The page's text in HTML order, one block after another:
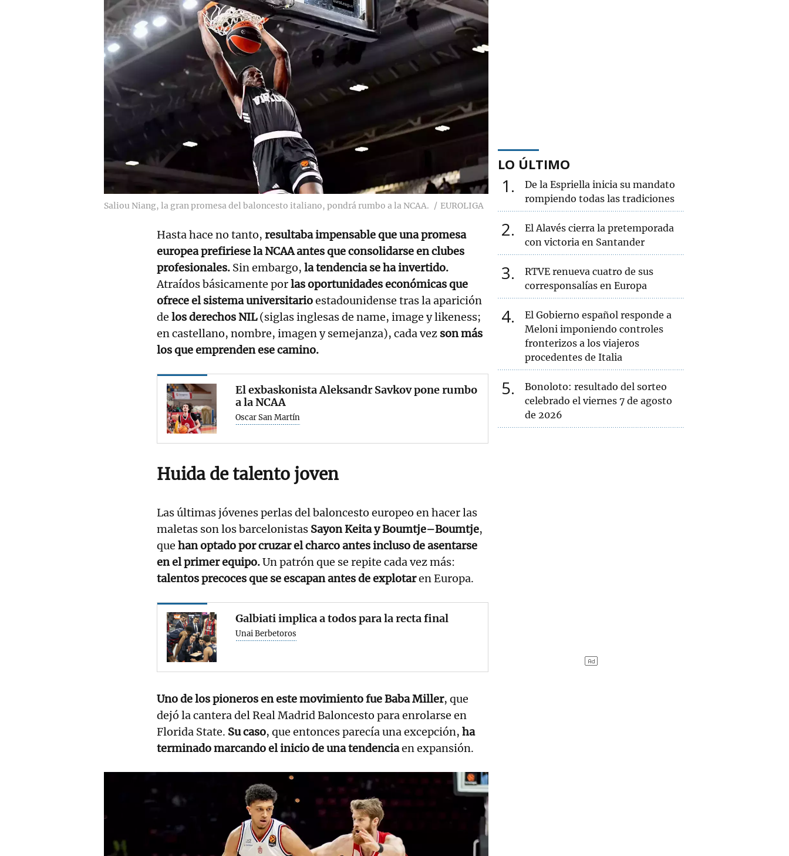
Saliou Niang, la gran promesa del baloncesto italiano, pondrá rumbo a la NCAA. EUROLIGA
Hasta hace no tanto, resultaba impensable que una promesa
europea prefiriese la NCAA antes que consolidarse en clubes
profesionales. Sin embargo, la tendencia se ha invertido.
Atraídos básicamente porlas oportunidades económicas que
ofrece el sistema universitarioestadounidense tras la aparición
de los derechos NIL(siglas inglesas de name, image y likeness;
en castellano, nombre, imagen y semejanza), cada vez son más
los que emprenden ese camino.
El exbaskonista Aleksandr Savkov pone rumbo
a la NCAA
Oscar San Martín
Huida de talento joven
Las últimas jóvenes perlas del baloncesto europeo en hacer las
maletas son los barcelonistas Sayon Keita y Boumtje–Boumtje,
que han optado por cruzar el charco antes incluso de asentarse
en el primer equipo.Un patrón que se repite cada vez más:
talentos precoces que se escapan antes de explotaren Europa.
Galbiati implica a todos para la recta final
Unai Berbetoros
Uno de los pioneros en este movimiento fue Baba Miller, que
dejó la cantera del Real Madrid Baloncesto para enrolarse en
Florida State. Su caso, que entonces parecía una excepción, ha
terminado marcando el inicio de una tendenciaen expansión.
LO ÚLTIMO
1
De la Espriella inicia su mandato
rompiendo todas las tradiciones
2
El Alavés cierra la pretemporada
con victoria en Santander
3
RTVE renueva cuatro de sus
corresponsalías en Europa
4
El Gobierno español responde a
Meloni imponiendo controles
fronterizos a los viajeros
procedentes de Italia
5
Bonoloto: resultado del sorteo
celebrado el viernes 7 de agosto
de 2026